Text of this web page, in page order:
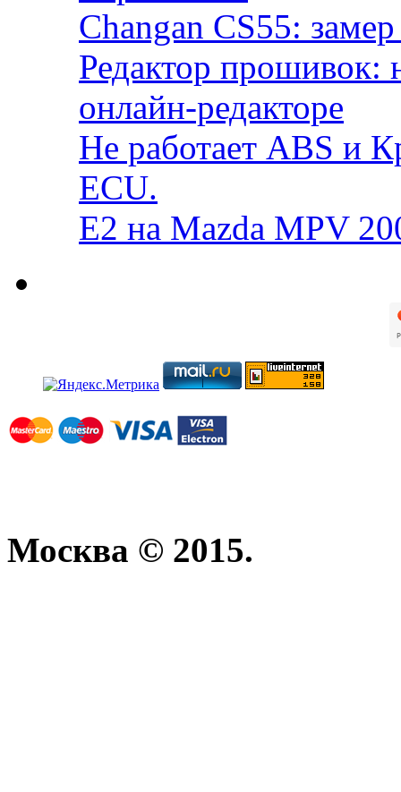
Changan CS55:
Редактор прошивок:
онлайн-редакторе
Не работает ABS и
ECU.
E2 на Mazda MPV
Москва © 2015.